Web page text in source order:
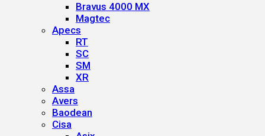
Bravus 4000 MX
Magtec
Apecs
RT
SC
SM
XR
Assa
Avers
Baodean
Cisa